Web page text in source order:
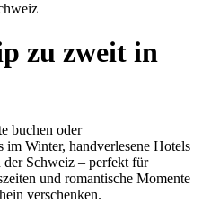
zu zweit in
buchen oder
Winter, handverlesene Hotels
der Schweiz – perfekt für
und romantische Momente
verschenken.